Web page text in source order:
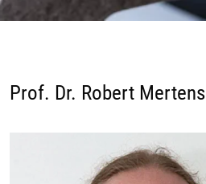
Prof. Dr. Robert Mertens